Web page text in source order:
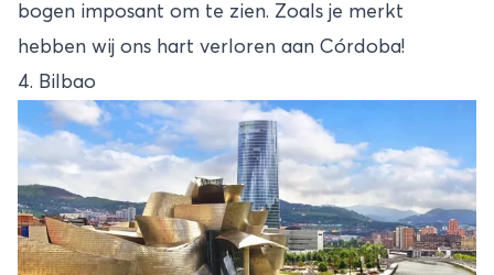
bogen imposant om te zien. Zoals je merkt
hebben wij ons hart verloren aan Córdoba!
4. Bilbao